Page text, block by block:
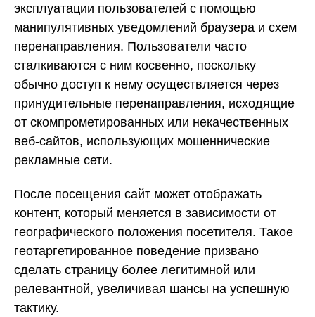
эксплуатации пользователей с помощью
манипулятивных уведомлений браузера и схем
перенаправления. Пользователи часто
сталкиваются с ним косвенно, поскольку
обычно доступ к нему осуществляется через
принудительные перенаправления, исходящие
от скомпрометированных или некачественных
веб-сайтов, использующих мошеннические
рекламные сети.
После посещения сайт может отображать
контент, который меняется в зависимости от
географического положения посетителя. Такое
геотаргетированное поведение призвано
сделать страницу более легитимной или
релевантной, увеличивая шансы на успешную
тактику.